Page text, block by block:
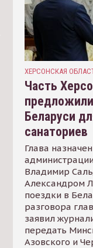
ХЕРСОНСКАЯ
Часть
Беларуси
санаториев
Глава
Владимир
Александром
поездки в
разговора
заявил
передать
Азовского и